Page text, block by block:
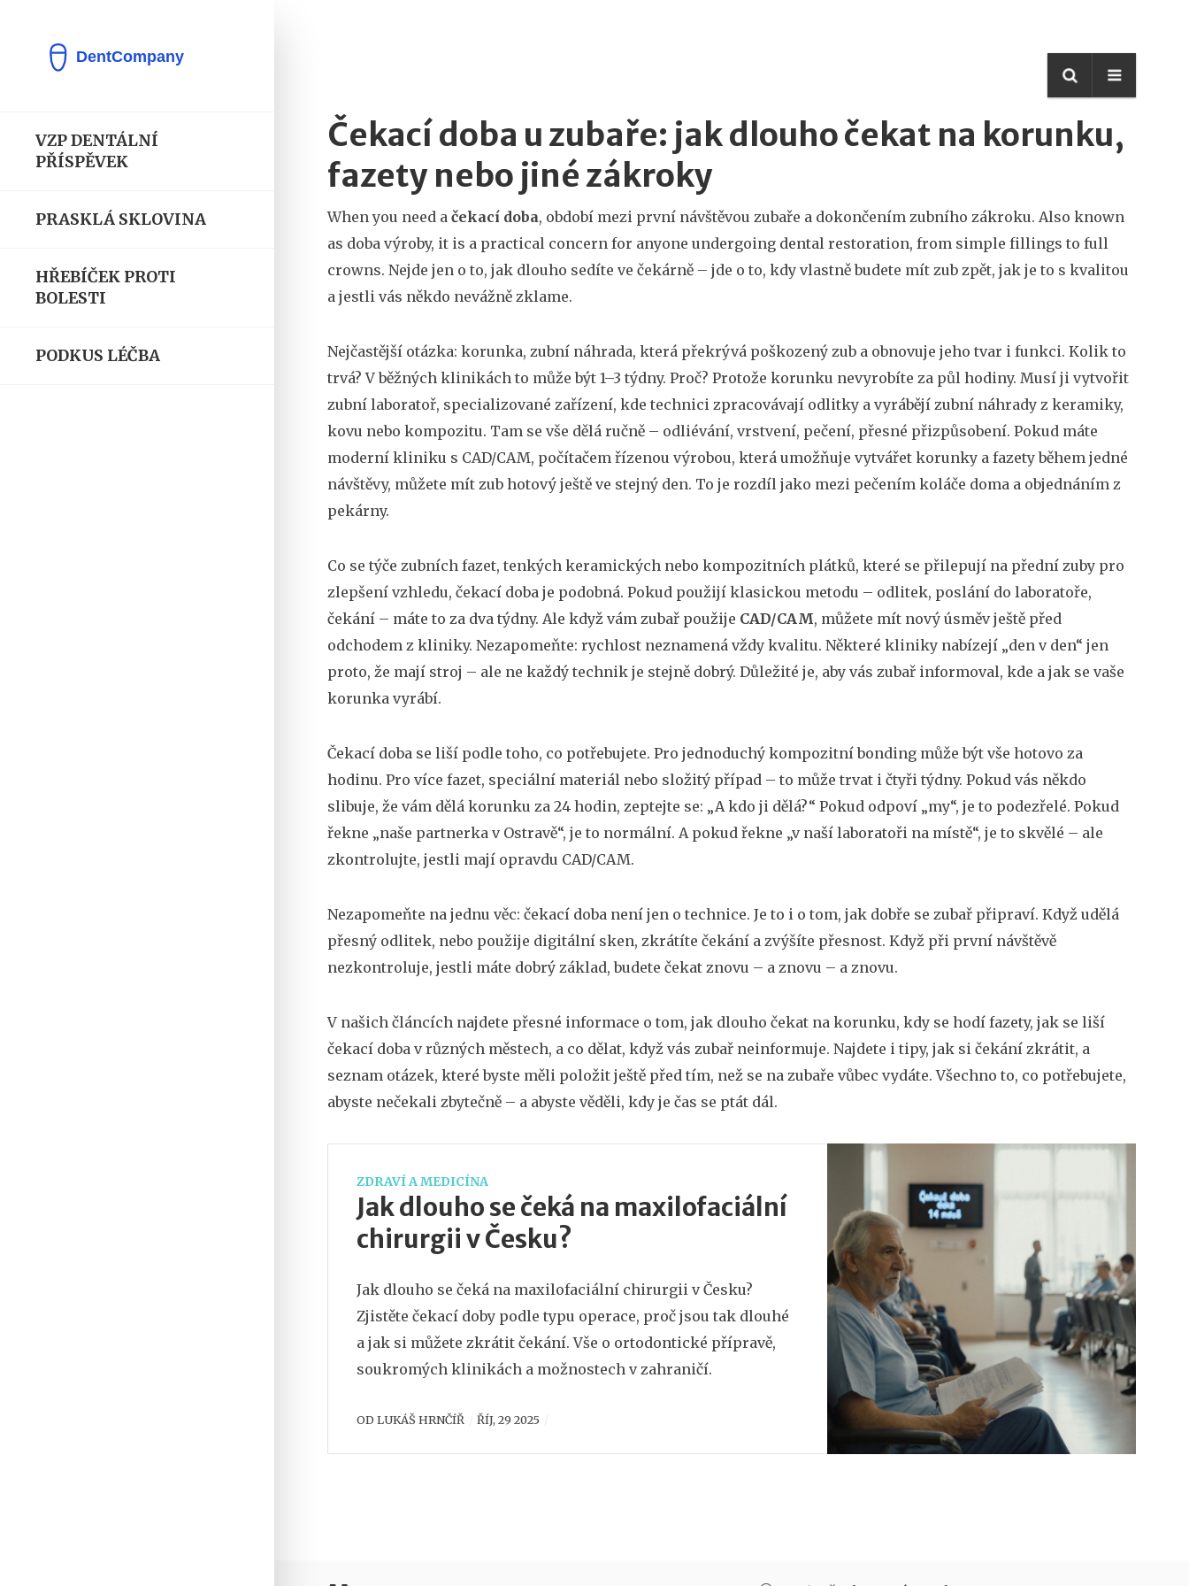
VZP DENTÁLNÍ
PŘÍSPĚVEK
PRASKLÁ SKLOVINA
HŘEBÍČEK PROTI
BOLESTI
PODKUS LÉČBA
Čekací doba u zubaře: jak dlouho čekat na korunku,
fazety nebo jiné zákroky
When you need a čekací doba, období mezi první návštěvou zubaře a dokončením zubního zákroku. Also known
as doba výroby, it is a practical concern for anyone undergoing dental restoration, from simple fillings to full
crowns. Nejde jen o to, jak dlouho sedíte ve čekárně – jde o to, kdy vlastně budete mít zub zpět, jak je to s kvalitou
a jestli vás někdo nevážně zklame.
Nejčastější otázka: korunka, zubní náhrada, která překrývá poškozený zub a obnovuje jeho tvar i funkci. Kolik to
trvá? V běžných klinikách to může být 1–3 týdny. Proč? Protože korunku nevyrobíte za půl hodiny. Musí ji vytvořit
zubní laboratoř, specializované zařízení, kde technici zpracovávají odlitky a vyrábějí zubní náhrady z keramiky,
kovu nebo kompozitu. Tam se vše dělá ručně – odliévání, vrstvení, pečení, přesné přizpůsobení. Pokud máte
moderní kliniku s CAD/CAM, počítačem řízenou výrobou, která umožňuje vytvářet korunky a fazety během jedné
návštěvy, můžete mít zub hotový ještě ve stejný den. To je rozdíl jako mezi pečením koláče doma a objednáním z
pekárny.
Co se týče zubních fazet, tenkých keramických nebo kompozitních plátků, které se přilepují na přední zuby pro
zlepšení vzhledu, čekací doba je podobná. Pokud použijí klasickou metodu – odlitek, poslání do laboratoře,
čekání – máte to za dva týdny. Ale když vám zubař použije CAD/CAM, můžete mít nový úsměv ještě před
odchodem z kliniky. Nezapomeňte: rychlost neznamená vždy kvalitu. Některé kliniky nabízejí „den v den“ jen
proto, že mají stroj – ale ne každý technik je stejně dobrý. Důležité je, aby vás zubař informoval, kde a jak se vaše
korunka vyrábí.
Čekací doba se liší podle toho, co potřebujete. Pro jednoduchý kompozitní bonding může být vše hotovo za
hodinu. Pro více fazet, speciální materiál nebo složitý případ – to může trvat i čtyři týdny. Pokud vás někdo
slibuje, že vám dělá korunku za 24 hodin, zeptejte se: „A kdo ji dělá?“ Pokud odpoví „my“, je to podezřelé. Pokud
řekne „naše partnerka v Ostravě“, je to normální. A pokud řekne „v naší laboratoři na místě“, je to skvělé – ale
zkontrolujte, jestli mají opravdu CAD/CAM.
Nezapomeňte na jednu věc: čekací doba není jen o technice. Je to i o tom, jak dobře se zubař připraví. Když udělá
přesný odlitek, nebo použije digitální sken, zkrátíte čekání a zvýšíte přesnost. Když při první návštěvě
nezkontroluje, jestli máte dobrý základ, budete čekat znovu – a znovu – a znovu.
V našich článcích najdete přesné informace o tom, jak dlouho čekat na korunku, kdy se hodí fazety, jak se liší
čekací doba v různých městech, a co dělat, když vás zubař neinformuje. Najdete i tipy, jak si čekání zkrátit, a
seznam otázek, které byste měli položit ještě před tím, než se na zubaře vůbec vydáte. Všechno to, co potřebujete,
abyste nečekali zbytečně – a abyste věděli, kdy je čas se ptát dál.
ZDRAVÍ A MEDICÍNA
Jak dlouho se čeká na maxilofaciální
chirurgii v Česku?
Jak dlouho se čeká na maxilofaciální chirurgii v Česku?
Zjistěte čekací doby podle typu operace, proč jsou tak dlouhé
a jak si můžete zkrátit čekání. Vše o ortodontické přípravě,
soukromých klinikách a možnostech v zahraničí.
OD LUKÁŠ HRNČÍŘ ŘÍJ, 29 2025